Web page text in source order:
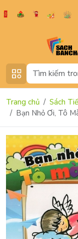
Trang chủ
Sách
Bạn Nhỏ Ơi, Tô